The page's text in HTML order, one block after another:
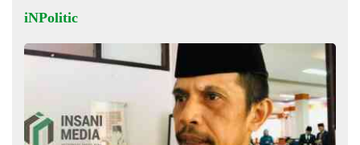
iNPolitic